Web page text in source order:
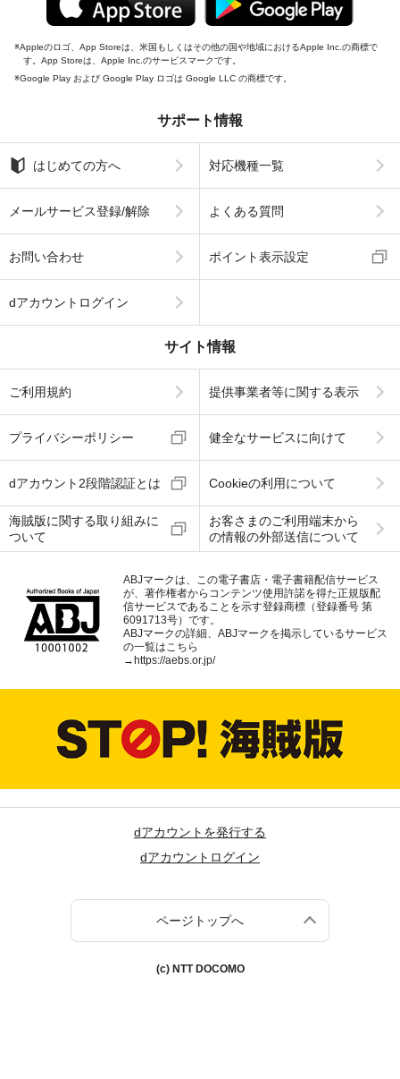
Appleのロゴ、App Storeは、米国もしくはその他の国や地域におけるApple Inc.の商標で
す。App Storeは、Apple Inc.のサービスマークです。
Google Play および Google Play ロゴは Google LLC の商標です。
サポート情報
はじめての方へ 対応機種一覧
メールサービス登録/解除 よくある質問
お問い合わせ ポイント表示設定
dアカウントログイン
サイト情報
ご利用規約 提供事業者等に関する表示
プライバシーポリシー 健全なサービスに向けて
dアカウント2段階認証とは Cookieの利用について
海賊版に関する取り組みに
ついて
お客さまのご利用端末から
の情報の外部送信について
ABJマークは、この電子書店・電子書籍配信サービス
が、著作権者からコンテンツ使用許諾を得た正規版配
信サービスであることを示す登録商標（登録番号 第
6091713号）です。
ABJマークの詳細、ABJマークを掲示しているサービス
の一覧はこちら
→https://aebs.or.jp/
dアカウントを発行する
dアカウントログイン
ページトップへ
(c) NTT DOCOMO